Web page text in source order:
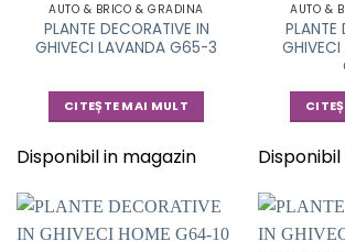
AUTO & BRICO & GRADINA
PLANTE DECORATIVE IN
GHIVECI LAVANDA G65-3
CITEȘTE MAI MULT
Disponibil in magazin
AUTO &
PLANTE